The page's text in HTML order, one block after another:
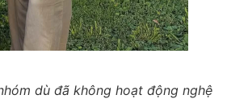
dù đã không hoạt động nghệ